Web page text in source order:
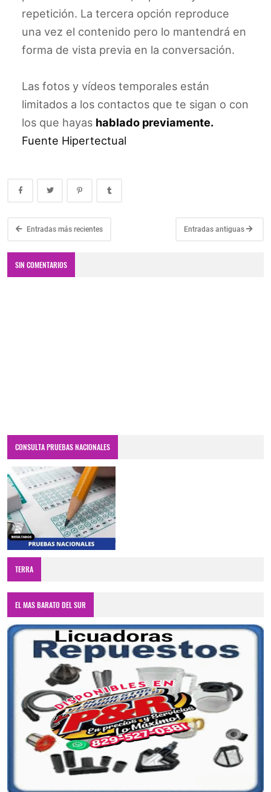
repetición. La tercera opción reproduce
una vez el contenido pero lo mantendrá en
forma de vista previa en la conversación.
Las fotos y vídeos temporales están
limitados a los contactos que te sigan o con
los que hayas hablado previamente.
Fuente Hipertectual
Entradas más recientes Entradas antiguas
SIN COMENTARIOS
CONSULTA PRUEBAS NACIONALES
TERRA
EL MAS BARATO DEL SUR